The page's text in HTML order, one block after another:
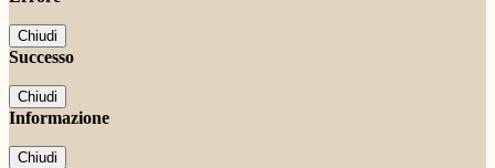
Chiudi
Successo
Chiudi
Informazione
Chiudi